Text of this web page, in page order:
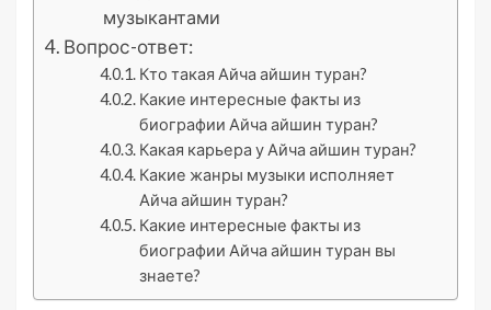
музыкантами
Вопрос-ответ:
Кто такая Айча айшин туран?
Какие интересные факты из
биографии Айча айшин туран?
Какая карьера у Айча айшин туран?
Какие жанры музыки исполняет
Айча айшин туран?
Какие интересные факты из
биографии Айча айшин туран вы
знаете?